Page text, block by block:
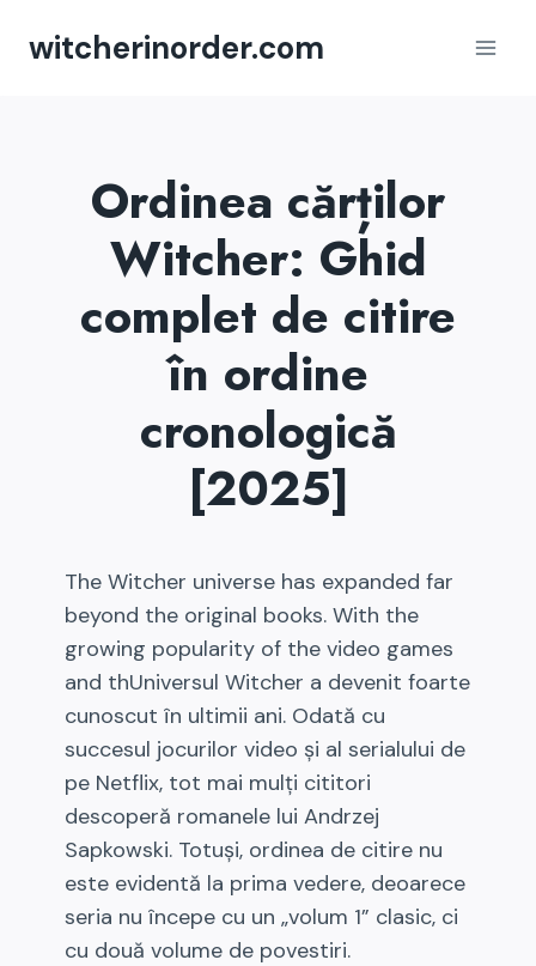
witcherinorder.com
Ordinea cărților
Witcher: Ghid
complet de citire
în ordine
cronologică
[2025]
The Witcher universe has expanded far
beyond the original books. With the
growing popularity of the video games
and thUniversul Witcher a devenit foarte
cunoscut în ultimii ani. Odată cu
succesul jocurilor video și al serialului de
pe Netflix, tot mai mulți cititori
descoperă romanele lui Andrzej
Sapkowski. Totuși, ordinea de citire nu
este evidentă la prima vedere, deoarece
seria nu începe cu un „volum 1” clasic, ci
cu două volume de povestiri.